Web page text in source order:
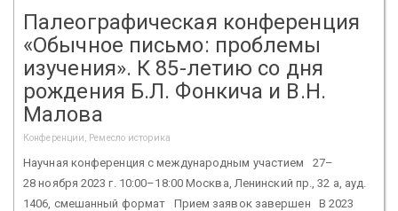
Палеографическая конференция
«Обычное письмо: проблемы
изучения». К 85-летию со дня
рождения Б.Л. Фонкича и В.Н.
Малова
Конференции, Ремесло историка
Научная конференция с международным участием 27–
28 ноября 2023 г. 10:00–18:00 Москва, Ленинский пр., 32 а, ауд.
1406, смешанный формат Прием заявок завершен В 2023